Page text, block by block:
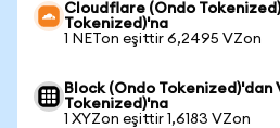
Cloudflare (Ondo
Tokenized)'na
1 NETon eşittir 6,2495 VZon
Block (Ondo Tokenized)'dan
Tokenized)'na
1 XYZon eşittir 1,6183 VZon